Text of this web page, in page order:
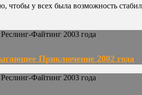
чтобы у всех была возможность
Приключение 2002 года